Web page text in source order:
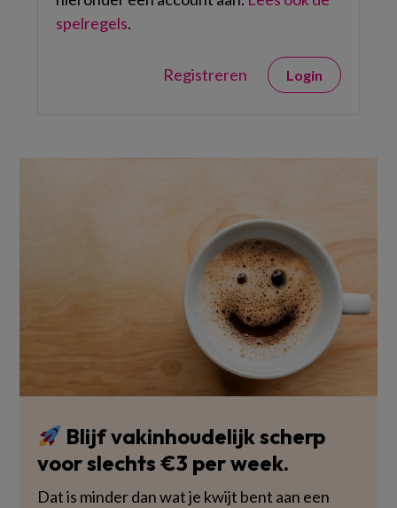
spelregels.
Registreren Login
Blijf vakinhoudelijk scherp
voor slechts €3 per week.
Dat is minder dan wat je kwijt bent aan een